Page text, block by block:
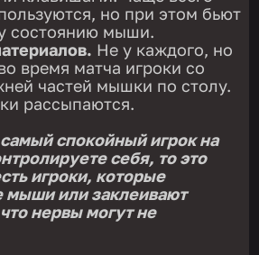
но при этом бьют
состоянию мыши.
Не у каждого, но
время матча игроки со
частей мышки по столу.
рассыпаются.
спокойный игрок на
себя, то это
игроки, которые
мыши или заклеивают
нервы могут не